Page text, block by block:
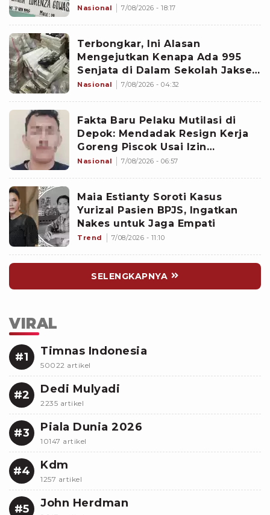
di Medan Tewas
Nasional 7/08/2026 - 18:17
Terbongkar, Ini Alasan
Mengejutkan Kenapa Ada 995
Senjata di Dalam Sekolah Jaksel
Sejak 2020
Nasional 7/08/2026 - 04:32
Fakta Baru Pelaku Mutilasi di
Depok: Mendadak Resign Kerja
Goreng Piscok Usai Izin
Interview di Mal
Nasional 7/08/2026 - 06:57
Maia Estianty Soroti Kasus
Yurizal Pasien BPJS, Ingatkan
Nakes untuk Jaga Empati
Trend 7/08/2026 - 11:10
SELENGKAPNYA
VIRAL
#1 Timnas Indonesia
50022 artikel
#2 Dedi Mulyadi
2235 artikel
#3 Piala Dunia 2026
10147 artikel
#4 Kdm
1257 artikel
#5 John Herdman